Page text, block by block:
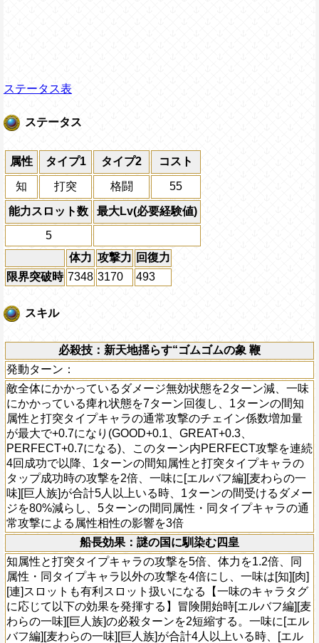
ステータス表
ステータス
属性 タイプ1 タイプ2 コスト
知 打突 格闘 55
能力スロット数
最大Lv(必要経験値)
5
体力 攻撃力 回復力
限界突破時 7348 3170 493
スキル
必殺技：新天地揺らす“ゴムゴムの象 鞭
発動ターン：
敵全体にかかっているダメージ無効状態を2ターン減、一味
にかかっている痺れ状態を7ターン回復し、1ターンの間知
属性と打突タイプキャラの通常攻撃のチェイン係数増加量
が最大で+0.7になり(GOOD+0.1、GREAT+0.3、
PERFECT+0.7になる)、このターン内PERFECT攻撃を連続
4回成功で以降、1ターンの間知属性と打突タイプキャラの
タップ成功時の攻撃を2倍、一味に[エルバフ編][麦わらの一
味][巨人族]が合計5人以上いる時、1ターンの間受けるダメー
ジを80%減らし、5ターンの間同属性・同タイプキャラの通
常攻撃による属性相性の影響を3倍
船長効果：謎の国に馴染む四皇
知属性と打突タイプキャラの攻撃を5倍、体力を1.2倍、同
属性・同タイプキャラ以外の攻撃を4倍にし、一味は[知][肉]
[連]スロットも有利スロット扱いになる【一味のキャラタグ
に応じて以下の効果を発揮する】冒険開始時[エルバフ編][麦
わらの一味][巨人族]の必殺ターンを2短縮する。一味に[エル
バフ編][麦わらの一味][巨人族]が合計4人以上いる時、[エル